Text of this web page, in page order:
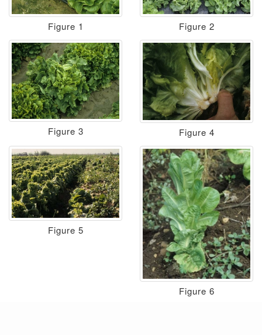
Figure 1 Figure 2
Figure 3 Figure 4
Figure 5
Figure 6